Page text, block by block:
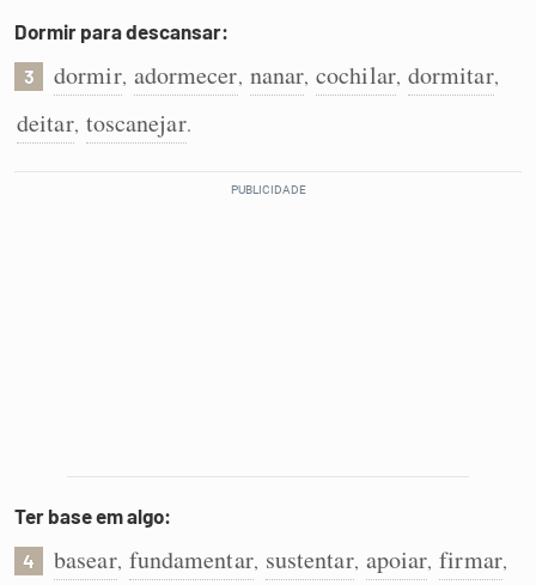
Dicionário
Sinônimos
Dormir para descansar:
3 dormir, adormecer, nanar, cochilar, dormitar,
deitar, toscanejar.
Ter base em algo:
4 basear, fundamentar, sustentar, apoiar, firmar,